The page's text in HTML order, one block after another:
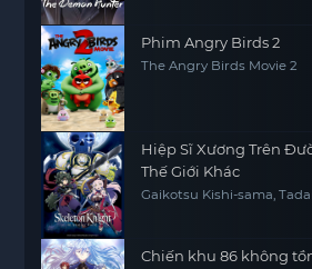
Phim Angry Birds 2
The Angry Birds Movie 2
Hiệp Sĩ Xương Trên
Thế Giới Khác
Gaikotsu Kishi-sama,
Chiến khu 86 không